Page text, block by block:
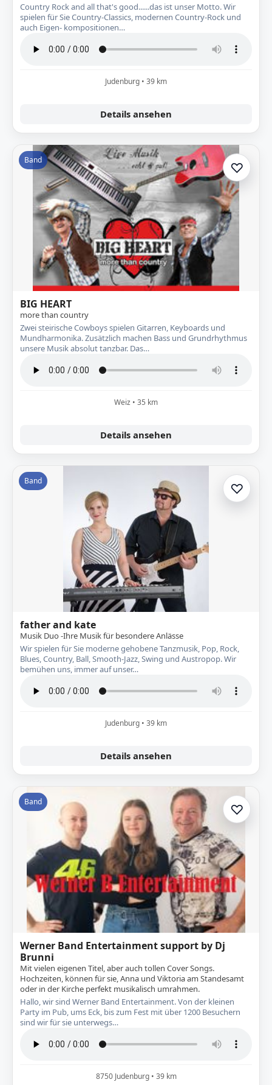
Country Rock and all that's good......das ist unser Motto. Wir
spielen für Sie Country-Classics, modernen Country-Rock und
auch Eigen- kompositionen…
Judenburg • 39 km
Details ansehen
Band ♡Zur
BIG HEART
more than country
Zwei steirische Cowboys spielen Gitarren, Keyboards und
Mundharmonika. Zusätzlich machen Bass und Grundrhythmus
unsere Musik absolut tanzbar. Das…
Weiz • 35 km
Details ansehen
Band ♡Zur
father and kate
Musik Duo -Ihre Musik für besondere Anlässe
Wir spielen für Sie moderne gehobene Tanzmusik, Pop, Rock,
Blues, Country, Ball, Smooth-Jazz, Swing und Austropop. Wir
bemühen uns, immer auf unser…
Judenburg • 39 km
Details ansehen
Band ♡Zur
Werner Band Entertainment support by Dj
Brunni
Mit vielen eigenen Titel, aber auch tollen Cover Songs.
Hochzeiten, können für sie, Anna und Viktoria am Standesamt
oder in der Kirche perfekt musikalisch umrahmen.
Hallo, wir sind Werner Band Entertainment. Von der kleinen
Party im Pub, ums Eck, bis zum Fest mit über 1200 Besuchern
sind wir für sie unterwegs…
8750 Judenburg • 39 km